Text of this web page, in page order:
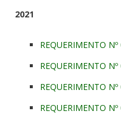
2021
REQUERIMENTO
REQUERIMENTO
REQUERIMENTO
REQUERIMENTO